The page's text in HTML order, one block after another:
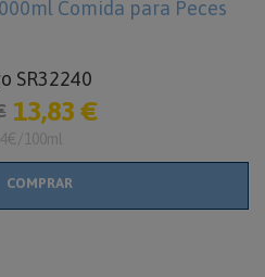
Comida para Peces
SR32240
13,83 €
100ml
COMPRAR